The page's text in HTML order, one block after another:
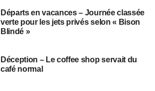
Départs en vacances – Journée classée
verte pour les jets privés selon « Bison
Blindé »
Déception – Le coffee shop servait du
café normal